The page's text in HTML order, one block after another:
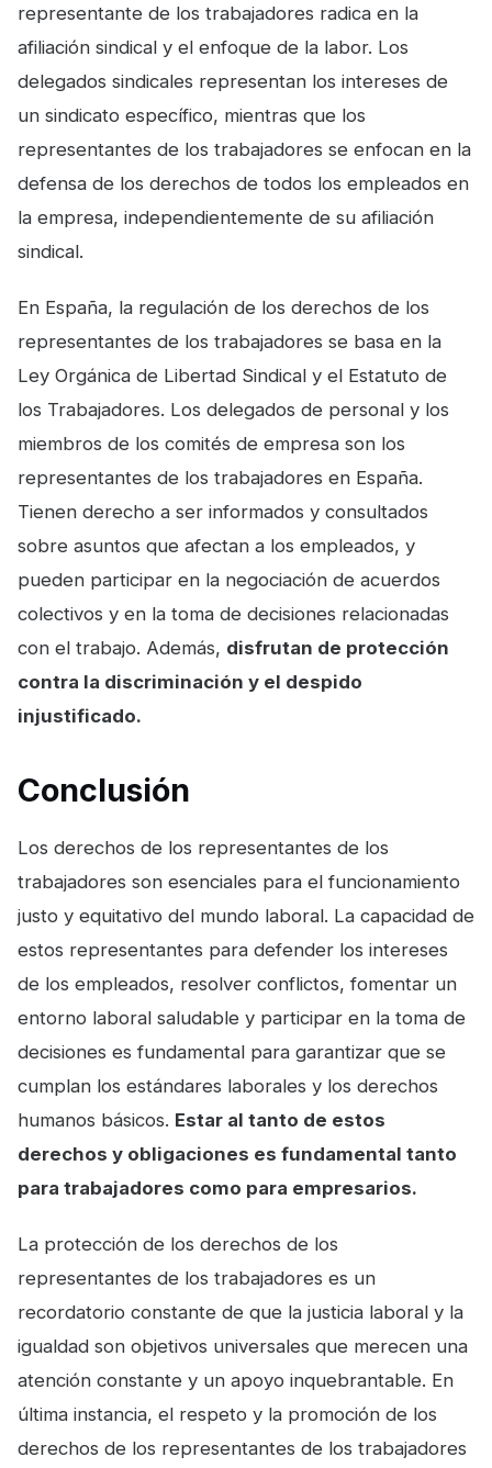
representante de los trabajadores radica en la
afiliación sindical y el enfoque de la labor. Los
delegados sindicales representan los intereses de
un sindicato específico, mientras que los
representantes de los trabajadores se enfocan en la
defensa de los derechos de todos los empleados en
la empresa, independientemente de su afiliación
sindical.
En España, la regulación de los derechos de los
representantes de los trabajadores se basa en la
Ley Orgánica de Libertad Sindical y el Estatuto de
los Trabajadores. Los delegados de personal y los
miembros de los comités de empresa son los
representantes de los trabajadores en España.
Tienen derecho a ser informados y consultados
sobre asuntos que afectan a los empleados, y
pueden participar en la negociación de acuerdos
colectivos y en la toma de decisiones relacionadas
con el trabajo. Además, disfrutan de protección
contra la discriminación y el despido
injustificado.
Conclusión
Los derechos de los representantes de los
trabajadores son esenciales para el funcionamiento
justo y equitativo del mundo laboral. La capacidad de
estos representantes para defender los intereses
de los empleados, resolver conflictos, fomentar un
entorno laboral saludable y participar en la toma de
decisiones es fundamental para garantizar que se
cumplan los estándares laborales y los derechos
humanos básicos. Estar al tanto de estos
derechos y obligaciones es fundamental tanto
para trabajadores como para empresarios.
La protección de los derechos de los
representantes de los trabajadores es un
recordatorio constante de que la justicia laboral y la
igualdad son objetivos universales que merecen una
atención constante y un apoyo inquebrantable. En
última instancia, el respeto y la promoción de los
derechos de los representantes de los trabajadores